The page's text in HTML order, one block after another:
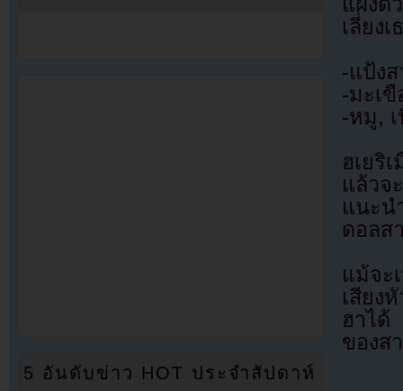
เลี่ยง
-แป้ง
-มะเ
-หมู,
ฮเยริ
แล้ว
แนะน
ดอลส
แม้จะ
เสียง
ฮาได้
ของส
5 อันดับข่าว HOT ประจำสัปดาห์